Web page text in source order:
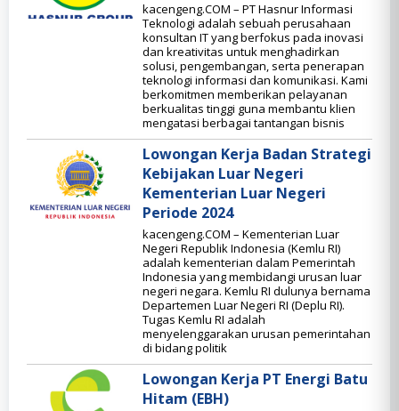
kacengeng.COM – PT Hasnur Informasi
Teknologi adalah sebuah perusahaan
konsultan IT yang berfokus pada inovasi
dan kreativitas untuk menghadirkan
solusi, pengembangan, serta penerapan
teknologi informasi dan komunikasi. Kami
berkomitmen memberikan pelayanan
berkualitas tinggi guna membantu klien
mengatasi berbagai tantangan bisnis
Lowongan Kerja Badan Strategi
Kebijakan Luar Negeri
Kementerian Luar Negeri
Periode 2024
kacengeng.COM – Kementerian Luar
Negeri Republik Indonesia (Kemlu RI)
adalah kementerian dalam Pemerintah
Indonesia yang membidangi urusan luar
negeri negara. Kemlu RI dulunya bernama
Departemen Luar Negeri RI (Deplu RI).
Tugas Kemlu RI adalah
menyelenggarakan urusan pemerintahan
di bidang politik
Lowongan Kerja PT Energi Batu
Hitam (EBH)